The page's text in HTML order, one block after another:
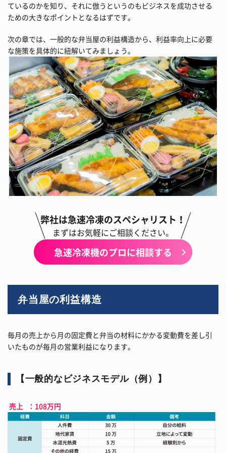
ているのかを知り、それに倣うというのもビジネスを成功させる
ための大きなポイントとなるはずです。
次の章では、一般的な弁当屋の利益構造から、利益率向上に必要
な施策を具体的に紐解いてみましょう。
弊社は急速冷凍のスペシャリスト！
まずはお気軽にご相談ください。
急速冷凍機のプロに相談する
弁当屋の利益構造
毎月の売上から月の固定費と弁当の材料にかかる変動費を差し引
いたものが毎月の営業利益になります。
【一般的なビジネスモデル（例）】
売上 ：108万円